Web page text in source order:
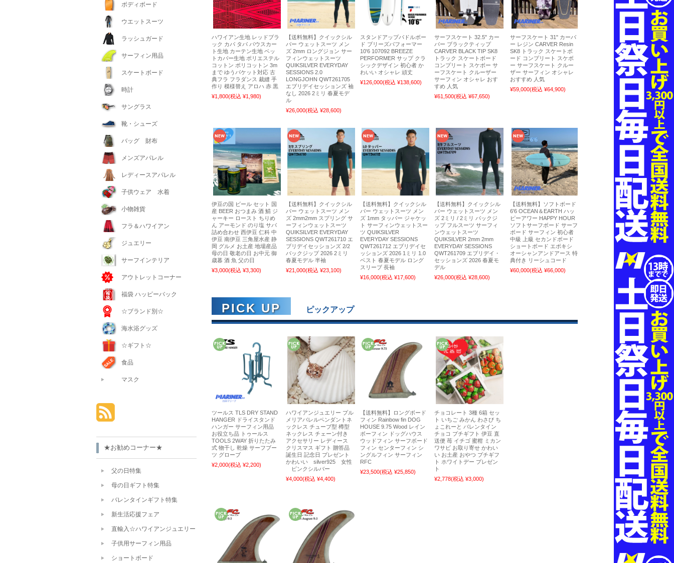
ハワイアン生地 レッドブラ
ック カパ タパ パウスカー
ト生地 カーテン生地 ベッ
トカバー生地 ポリエステル
コットン ポリコットン 3m
まで ゆうパケット対応 古
典フラ フラダンス 裁縫 手
作り 模様替え アロハ 赤 黒
¥1,800(税込 ¥1,980)
【送料無料】クイックシル
バー ウェットスーツ メン
ズ 2mm ロングジョン サー
フィンウェットスーツ
QUIKSILVER EVERYDAY
SESSIONS 2.0
LONGJOHN QWT261705
エブリデイセッションズ 袖
なし 2026 2ミリ 春夏モデ
ル
¥26,000(税込 ¥28,600)
スタンドアップパドルボー
ド ブリーズパフォーマー
10'6 107092 BREEZE
PERFORMER サップ クラ
シックデザイン 初心者 か
わいい オシャレ 頑丈
¥126,000(税込 ¥138,600)
サーフスケート 32.5" カー
バー ブラックティップ
CARVER BLACK TIP SK8
トラック スケートボード
コンプリート スケボー サ
ーフスケート クルーザー
サーフィン オシャレ おす
すめ 人気
¥61,500(税込 ¥67,650)
サーフスケート 31" カーバ
ー レジン CARVER Resin
SK8 トラック スケートボ
ード コンプリート スケボ
ー サーフスケート クルー
ザー サーフィン オシャレ
おすすめ 人気
¥59,000(税込 ¥64,900)
伊豆の国 ビール セット 国
産 BEER おつまみ 酒 鯖 ジ
ャーキー ロースト ちりめ
ん アーモンド のり塩 サバ
詰め合わせ 西伊豆 仁科 中
伊豆 南伊豆 三角屋水産 静
岡 グルメ お土産 地場産品
母の日 敬老の日 お中元 御
歳暮 酒 魚 父の日
¥3,000(税込 ¥3,300)
【送料無料】クイックシル
バー ウェットスーツ メン
ズ 2mm2mm スプリング サ
ーフィンウェットスーツ
QUIKSILVER EVERYDAY
SESSIONS QWT261710 エ
ブリデイセッションズ 2/2
バックジップ 2026 2ミリ
春夏モデル 半袖
¥21,000(税込 ¥23,100)
【送料無料】クイックシル
バー ウェットスーツ メン
ズ 1mm タッパー ジャケッ
ト サーフィンウェットスー
ツ QUIKSILVER
EVERYDAY SESSIONS
QWT261712 エブリデイセ
ッションズ 2026 1ミリ 1.0
ベスト 春夏モデル ロング
スリーブ 長袖
¥16,000(税込 ¥17,600)
【送料無料】クイックシル
バー ウェットスーツ メン
ズ 2ミリ / 2ミリ バックジ
ップ フルスーツ サーフィ
ンウェットスーツ
QUIKSILVER 2mm 2mm
EVERYDAY SESSIONS
QWT261709 エブリデイ・
セッションズ 2026 春夏モ
デル
¥26,000(税込 ¥28,600)
【送料無料】ソフトボード
6'6 OCEAN＆EARTH ハッ
ピーアワー HAPPY HOUR
ソフトサーフボード サーフ
ボード サーフィン 初心者
中級 上級 セカンドボード
ショートボード エポキシ
オーシャンアンドアース 特
典付き リーシュコード
¥60,000(税込 ¥66,000)
ピックアップ
ツールス TLS DRY STAND
HANGER ドライスタンド
ハンガー サーフィン用品
お役立ち品 トゥールス
TOOLS 2WAY 折りたたみ
式 物干し 乾燥 サーフブー
ツ グローブ
¥2,000(税込 ¥2,200)
ハワイアンジュエリー プル
メリアバレルペンダントネ
ックレス チューブ型 樽型
ネックレス チェーン付き
アクセサリー レディース
クリスマス ギフト 贈答品
誕生日 記念日 プレゼント
かわいい silver925 女性
ピンクシルバー
¥4,000(税込 ¥4,400)
【送料無料】ロングボード
フィン Rainbow fin DOG
HOUSE 9.75 Wood レイン
ボーフィン ドッグハウス
ウッドフィン サーフボード
フィン センターフィン シ
ングルフィン サーフィン
RFC
¥23,500(税込 ¥25,850)
チョコレート 3種 6箱 セッ
ト いちご みかん わさび ち
ょこれーと バレンタイン
チョコ プチギフト 伊豆 直
送便 苺 イチゴ 蜜柑 ミカン
ワサビ お取り寄せ かわい
い お土産 おやつ プチギフ
ト ホワイトデー プレゼン
ト
¥2,778(税込 ¥3,000)
ボディボード
ウエットスーツ
ラッシュガード
サーフィン用品
スケートボード
時計
サングラス
靴・シューズ
バッグ 財布
メンズアパレル
レディースアパレル
子供ウェア 水着
小物雑貨
フラ＆ハワイアン
ジュエリー
サーフインテリア
アウトレットコーナー
福袋 ハッピーバック
☆ブランド別☆
海水浴グッズ
☆ギフト☆
食品
マスク
★お勧めコーナー★
父の日特集
母の日ギフト特集
バレンタインギフト特集
新生活応援フェア
直輸入☆ハワイアンジュエリー
子供用サーフィン用品
ショートボード